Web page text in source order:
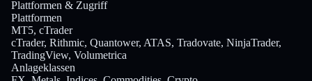
Plattformen & Zugriff
Plattformen
MT5, cTrader
cTrader, Rithmic, Quantower, ATAS, Tradovate, NinjaTrader,
TradingView, Volumetrica
Anlageklassen